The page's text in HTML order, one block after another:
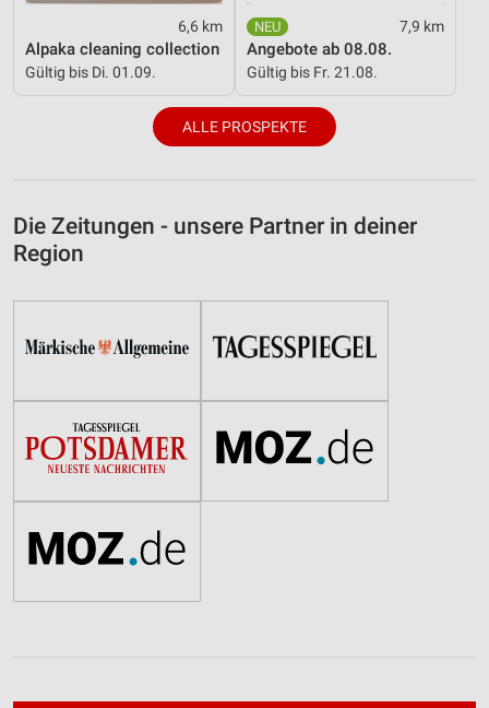
6,6 km
Alpaka cleaning collection
Gültig bis Di. 01.09.
7,9 km
Angebote ab 08.08.
Gültig bis Fr. 21.08.
ALLE PROSPEKTE
Die Zeitungen - unsere Partner in deiner
Region